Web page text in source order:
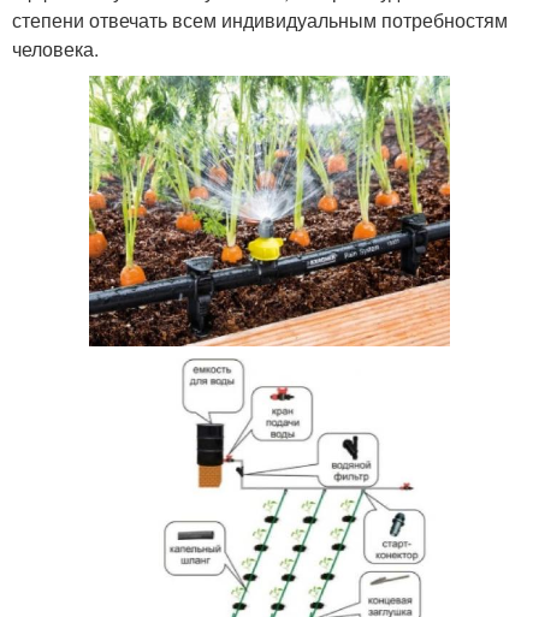
степени отвечать всем индивидуальным потребностям
человека.